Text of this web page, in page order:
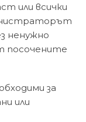
или всички
ненужно
посочените
за
или